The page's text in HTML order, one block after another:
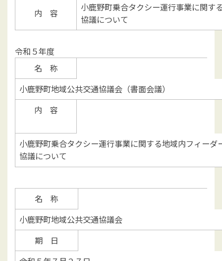
内 容
小鹿野町乗合タクシー運行事業に関す
協議について
令和５年度
名 称
小鹿野町地域公共交通協議会（書面会議）
内 容
小鹿野町乗合タクシー運行事業に関する地域内フィー
協議について
名 称
小鹿野町地域公共交通協議会
期 日